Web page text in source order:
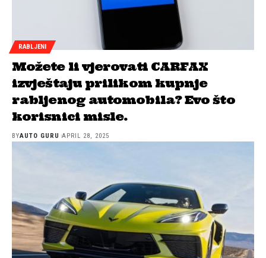
RABLJENI
Možete li vjerovati CARFAX
izvještaju prilikom kupnje
rabljenog automobila? Evo što
korisnici misle.
BYAUTO GURU APRIL 28, 2025